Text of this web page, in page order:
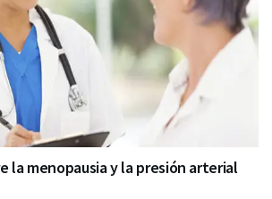
la menopausia y la presión arterial